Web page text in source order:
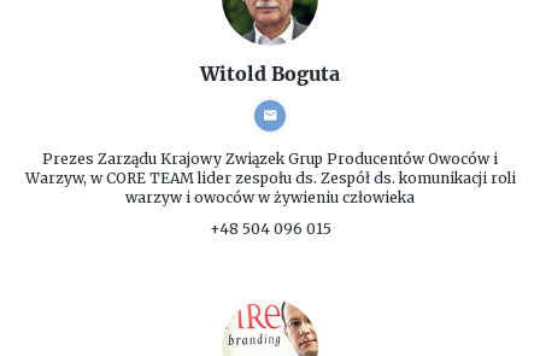
Witold Boguta
Prezes Zarządu Krajowy Związek Grup Producentów Owoców i
Warzyw, w CORE TEAM lider zespołu ds. Zespół ds. komunikacji roli
warzyw i owoców w żywieniu człowieka
+48 504 096 015